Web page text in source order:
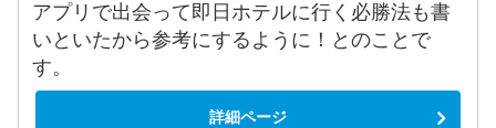
アプリで出会って即日ホテルに行く必勝法も書
いといたから参考にするように！とのことで
す。
詳細ページ